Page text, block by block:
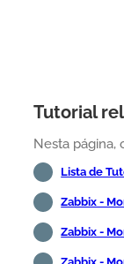
Tutorial
Nesta página,
Lista de
Zabbix -
Zabbix -